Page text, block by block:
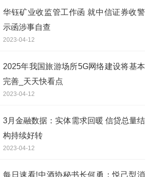
华钰矿业收监管工作函 就中信证券收警
示函涉事自查
2023-04-12
2025年我国旅游场所5G网络建设将基本
完善_天天快看点
2023-04-12
3月金融数据：实体需求回暖 信贷总量结
构持续好转
2023-04-12
每日速看!中酒协秘书长何勇：悦己型消